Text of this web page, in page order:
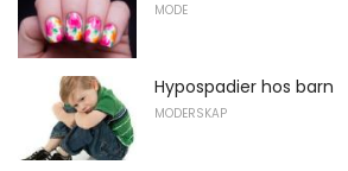
MODE
Hypospadier hos barn
MODERSKAP